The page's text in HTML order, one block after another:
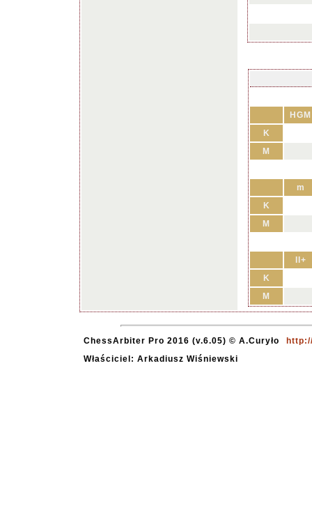
HGM
K
M
m
K
M
II+
K
M
ChessArbiter Pro 2016 (v.6.05) © A.Curyło
Właściciel: Arkadiusz Wiśniewski